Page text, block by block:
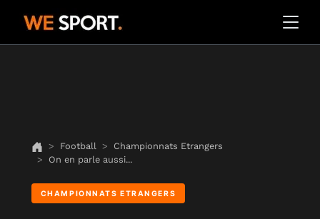
Football
Championnats Etrangers
On en parle aussi...
CHAMPIONNATS ETRANGERS